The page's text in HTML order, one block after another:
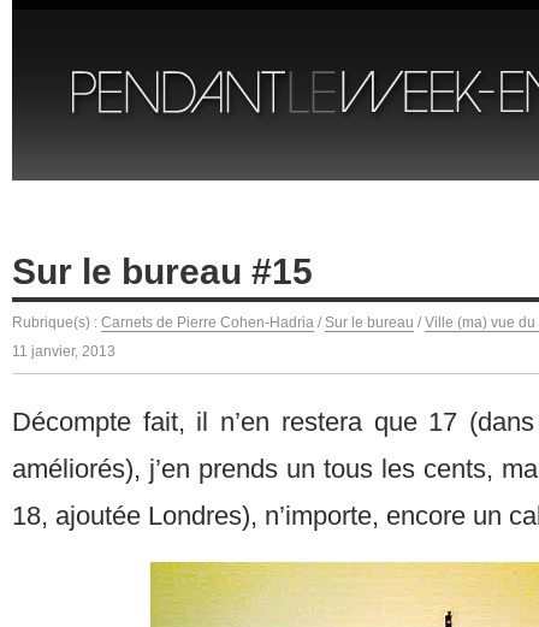
Sur le bureau #15
Rubrique(s) : Carnets de Pierre Cohen-Hadria / Sur le bureau / Ville (ma) vue du
11 janvier, 2013
Décompte fait, il n’en restera que 17
améliorés), j’en prends un tous les cents,
18, ajoutée Londres), n’importe, encore un